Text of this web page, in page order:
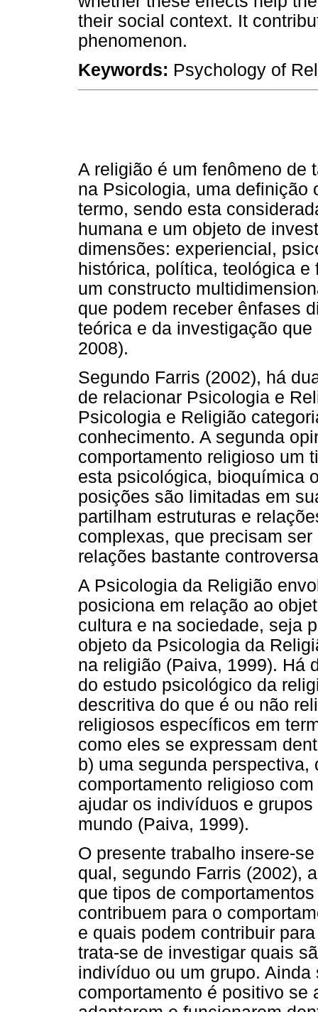
their social context. It
phenomenon.
Keywords: Psychology of
A religião é um fenômeno de
na Psicologia, uma definição
termo, sendo esta
humana e um objeto de
dimensões: experiencial,
histórica, política, teológica e
um constructo
que podem receber ênfases
teórica e da investigação
2008).
Segundo Farris (2002), há
de relacionar Psicologia e
Psicologia e Religião
conhecimento. A segunda
comportamento religioso um
esta psicológica, bioquímica
posições são limitadas em
partilham estruturas e
complexas, que precisam
relações bastante
A Psicologia da Religião
posiciona em relação ao
cultura e na sociedade, seja
objeto da Psicologia da
na religião (Paiva, 1999). Há
do estudo psicológico da
descritiva do que é ou não
religiosos específicos em
como eles se expressam
b) uma segunda
comportamento religioso
ajudar os indivíduos e
mundo (Paiva, 1999).
O presente trabalho insere-
qual, segundo Farris (2002),
que tipos de
contribuem para o
e quais podem contribuir
trata-se de investigar quais
indivíduo ou um grupo.
comportamento é positivo se